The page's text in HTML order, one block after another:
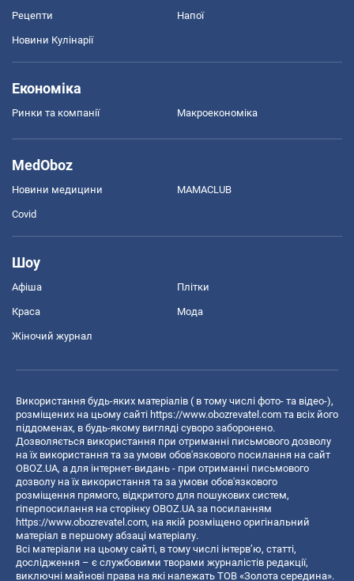
Рецепти Напої
Новини Кулінарії
Економіка
Ринки та компанії Макроекономіка
MedOboz
Новини медицини MAMACLUB
Covid
Шоу
Афіша Плітки
Краса Мода
Жіночий журнал
Використання будь-яких матеріалів ( в тому числі фото- та відео-),
розміщених на цьому сайті https://www.obozrevatel.com та всіх його
піддоменах, в будь-якому вигляді суворо заборонено.
Дозволяється використання при отриманні письмового дозволу
на їх використання та за умови обов'язкового посилання на сайт
OBOZ.UA, а для інтернет-видань - при отриманні письмового
дозволу на їх використання та за умови обов'язкового
розміщення прямого, відкритого для пошукових систем,
гіперпосилання на сторінку OBOZ.UA за посиланням
https://www.obozrevatel.com, на якій розміщено оригінальний
матеріал в першому абзаці матеріалу.
Всі матеріали на цьому сайті, в тому числі інтерв’ю, статті,
дослідження – є службовими творами журналістів редакції,
виключні майнові права на які належать ТОВ «Золота середина».